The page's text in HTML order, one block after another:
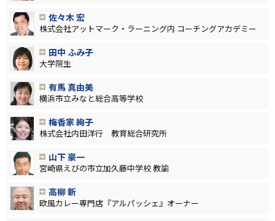
佐々木 宏
株式会社アットマーク・ラーニング内 コーチングアカデミー
田中 ふみ子
大学院生
有馬 真由美
横浜市立みなと総合高等学校
梅香家 絢子
株式会社内田洋行 教育総合研究所
山下 豪一
宮崎県えびの市立加久藤中学校 教諭
高柳 新
欧風カレー専門店『アルパッシェ』オーナー